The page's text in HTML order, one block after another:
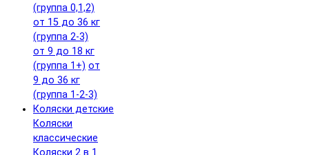
(группа 0,1,2)
от 15 до 36 кг
(группа 2-3)
от 9 до 18 кг
(группа 1+) от
9 до 36 кг
(группа 1-2-3)
Коляски детские
Коляски
классические
Коляски 2 в 1